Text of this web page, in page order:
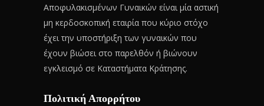
Αποφυλακισμένων Γυναικών είναι μία αστική
μη κερδοσκοπική εταιρία που κύριο στόχο
έχει την υποστήριξη των γυναικών που
έχουν βιώσει στο παρελθόν ή βιώνουν
εγκλεισμό σε Καταστήματα Κράτησης.
Πολιτική Απορρήτου